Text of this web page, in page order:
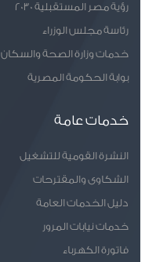
رؤية مصر المستقبلية 2030
رئاسة مجلس الوزراء
خدمات وزارة الصحة والسكان
بوابة الحكومة المصرية
خدمات عامة
النشرة القومية للتشغيل
الشكاوى والمقترحات
دليل الخدمات العامة
خدمات نيابات المرور
فاتورة الكهرباء